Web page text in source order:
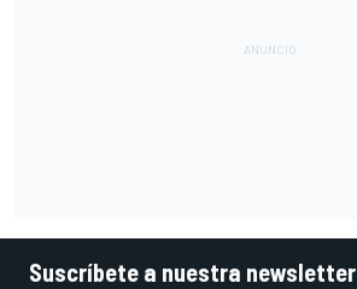
Suscríbete a nuestra newsletter